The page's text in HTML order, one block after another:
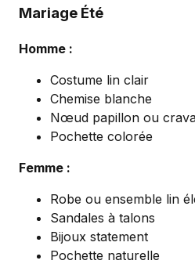
Mariage Été
Homme :
Costume lin clair
Chemise blanche
Nœud papillon ou
Pochette colorée
Femme :
Robe ou ensemble lin
Sandales à talons
Bijoux statement
Pochette naturelle